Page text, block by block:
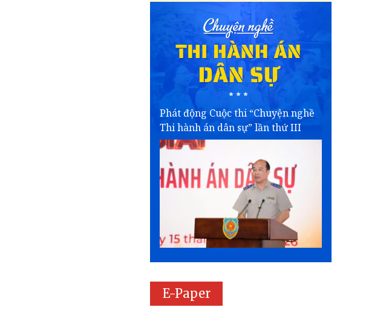
Phát động Cuộc thi “Chuyện nghề
Thi hành án dân sự” lần thứ III
E-Paper